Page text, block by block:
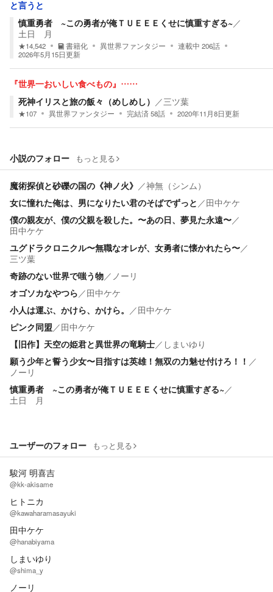
と言うと
慎重勇者 ~この勇者が俺ＴＵＥＥＥくせに慎重すぎる~／
土日 月
★14,542 書籍化 異世界ファンタジー 連載中 206話
2026年5月15日更新
『世界一おいしい食べもの』……
死神イリスと旅の飯々（めしめし） ／三ツ葉
★107 異世界ファンタジー 完結済58話 2020年11月8日更新
小説のフォロー もっと見る
魔術探偵と砂礫の国の《神ノ火》 ／神無（シンム）
女に憧れた俺は、男になりたい君のそばでずっと ／田中ケケ
僕の親友が、僕の父親を殺した。〜あの日、夢見た永遠〜／
田中ケケ
ユグドラクロニクル〜無職なオレが、女勇者に懐かれたら〜／
三ツ葉
奇跡のない世界で嗤う物／ ノーリ
オゴソカなやつら／田中ケケ
小人は運ぶ、かけら、かけら。 ／田中ケケ
ピンク同盟／田中ケケ
【旧作】天空の姫君と異世界の竜騎士／ しまいゆり
願う少年と誓う少女〜目指すは英雄！無双の力魅せ付けろ！！ ／
ノーリ
慎重勇者 ~この勇者が俺ＴＵＥＥＥくせに慎重すぎる~／
土日 月
ユーザーのフォロー もっと見る
駿河 明喜吉
@kk-akisame
ヒトニカ
@kawaharamasayuki
田中ケケ
@hanabiyama
しまいゆり
@shima_y
ノーリ